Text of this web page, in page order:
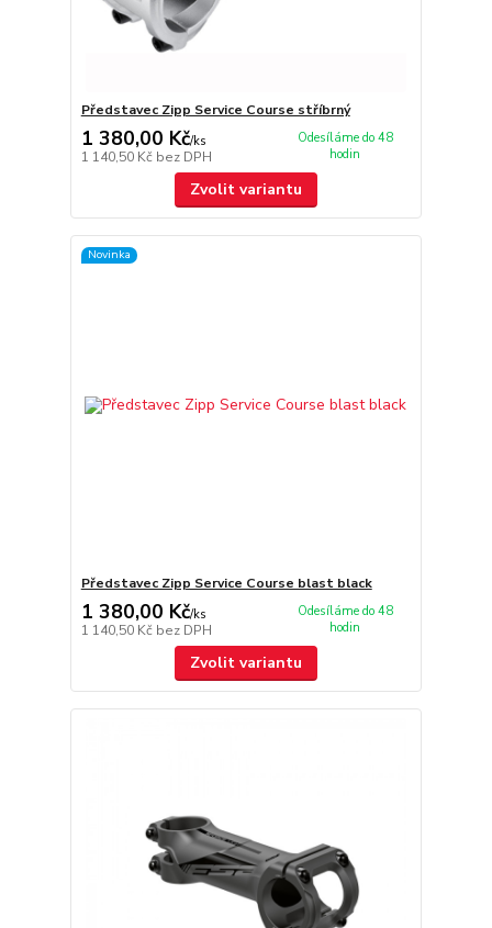
Představec Zipp Service Course stříbrný
1 380,00 Kč/ks
1 140,50 Kč bez DPH
Odesíláme do 48
hodin
Zvolit variantu
Novinka
Představec Zipp Service Course blast black
1 380,00 Kč/ks
1 140,50 Kč bez DPH
Odesíláme do 48
hodin
Zvolit variantu